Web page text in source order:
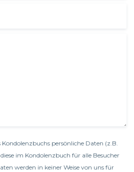
Kondolenzbuchs persönliche Daten (z.B.
im Kondolenzbuch für alle Besucher
werden in keiner Weise von uns für